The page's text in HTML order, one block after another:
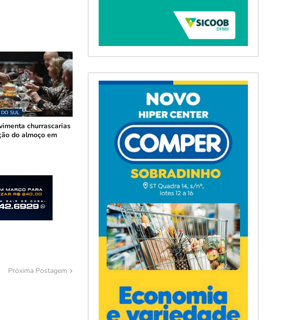
SUL
churrascarias
do almoço em
Próxima Postagem